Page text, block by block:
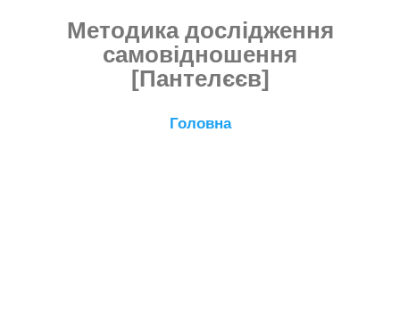
Методика дослідження
самовідношення
[Пантелєєв]
Головна